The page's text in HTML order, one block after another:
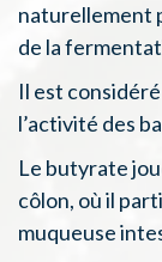
naturellement
de la
Il est
l’activité des
Le butyrate
côlon, où il
muqueuse